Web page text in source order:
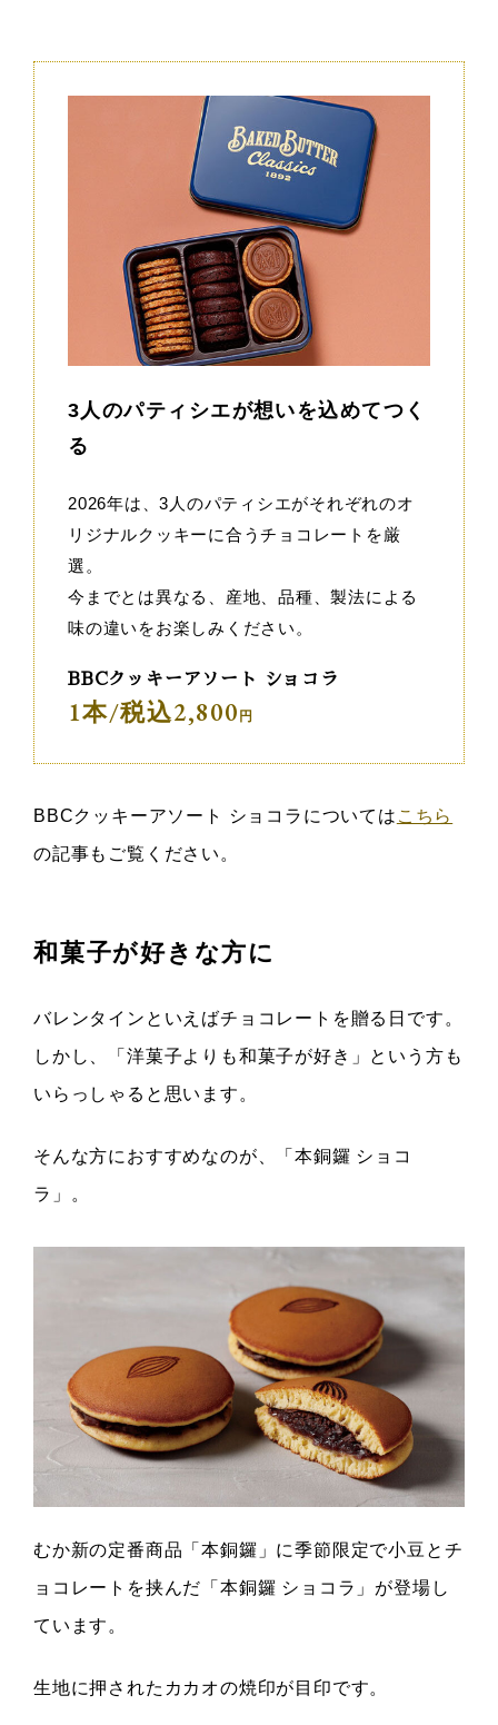
3人のパティシエが想いを込めてつく
る
2026年は、3人のパティシエがそれぞれのオ
リジナルクッキーに合うチョコレートを厳
選。
今までとは異なる、産地、品種、製法による
味の違いをお楽しみください。
BBCクッキーアソート ショコラ
1本/税込2,800
BBCクッキーアソート ショコラについては こちら
の記事もご覧ください。
和菓子が好きな方に
バレンタインといえばチョコレートを贈る日です。
しかし、「洋菓子よりも和菓子が好き」という方も
いらっしゃると思います。
そんな方におすすめなのが、「本銅鑼 ショコ
ラ」。
むか新の定番商品「本銅鑼」に季節限定で小豆とチ
ョコレートを挟んだ「本銅鑼 ショコラ」が登場し
ています。
生地に押されたカカオの焼印が目印です。